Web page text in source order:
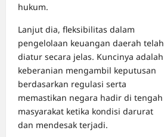
hukum.
Lanjut dia, fleksibilitas dalam
pengelolaan keuangan daerah telah
diatur secara jelas. Kuncinya adalah
keberanian mengambil keputusan
berdasarkan regulasi serta
memastikan negara hadir di tengah
masyarakat ketika kondisi darurat
dan mendesak terjadi.